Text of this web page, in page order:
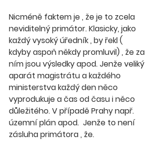
Nicméně faktem je , že je to zcela
neviditelný primátor. Klasicky, jako
každý vysoký úředník , by řekl (
kdyby aspoň někdy promluvil) , že za
ním jsou výsledky apod. Jenže veliký
aparát magistrátu a každého
ministerstva každý den něco
vyprodukuje a čas od času i něco
důležitého. V případě Prahy např.
územní plán apod.  Jenže to není
zásluha primátora , že.